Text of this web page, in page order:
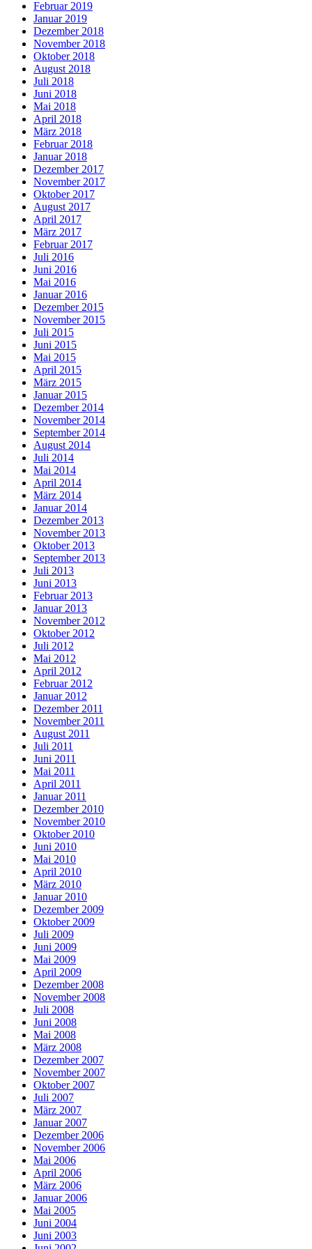
Februar 2019
Januar 2019
Dezember 2018
November 2018
Oktober 2018
August 2018
Juli 2018
Juni 2018
Mai 2018
April 2018
März 2018
Februar 2018
Januar 2018
Dezember 2017
November 2017
Oktober 2017
August 2017
April 2017
März 2017
Februar 2017
Juli 2016
Juni 2016
Mai 2016
Januar 2016
Dezember 2015
November 2015
Juli 2015
Juni 2015
Mai 2015
April 2015
März 2015
Januar 2015
Dezember 2014
November 2014
September 2014
August 2014
Juli 2014
Mai 2014
April 2014
März 2014
Januar 2014
Dezember 2013
November 2013
Oktober 2013
September 2013
Juli 2013
Juni 2013
Februar 2013
Januar 2013
November 2012
Oktober 2012
Juli 2012
Mai 2012
April 2012
Februar 2012
Januar 2012
Dezember 2011
November 2011
August 2011
Juli 2011
Juni 2011
Mai 2011
April 2011
Januar 2011
Dezember 2010
November 2010
Oktober 2010
Juni 2010
Mai 2010
April 2010
März 2010
Januar 2010
Dezember 2009
Oktober 2009
Juli 2009
Juni 2009
Mai 2009
April 2009
Dezember 2008
November 2008
Juli 2008
Juni 2008
Mai 2008
März 2008
Dezember 2007
November 2007
Oktober 2007
Juli 2007
März 2007
Januar 2007
Dezember 2006
November 2006
Mai 2006
April 2006
März 2006
Januar 2006
Mai 2005
Juni 2004
Juni 2003